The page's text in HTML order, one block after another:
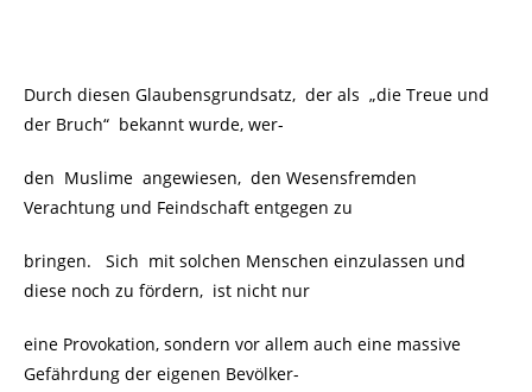
Durch diesen Glaubensgrundsatz, der als „die Treue und
der Bruch“ bekannt wurde, wer-
den Muslime angewiesen, den Wesensfremden
Verachtung und Feindschaft entgegen zu
bringen. Sich mit solchen Menschen einzulassen und
diese noch zu fördern, ist nicht nur
eine Provokation, sondern vor allem auch eine massive
Gefährdung der eigenen Bevölker-